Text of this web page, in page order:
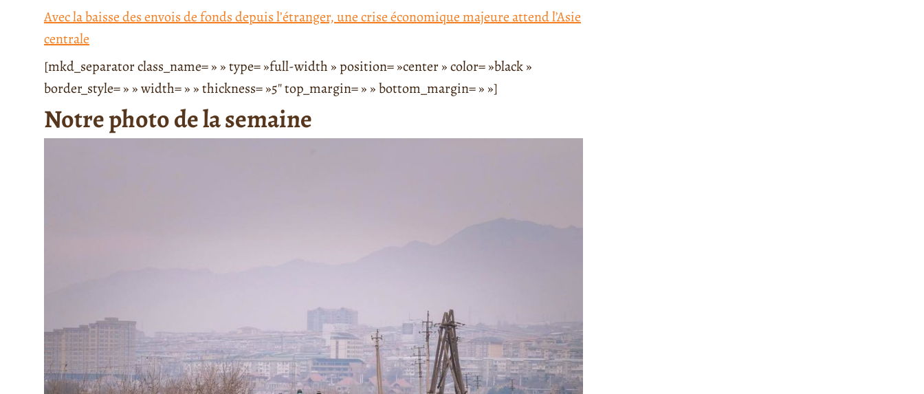
Avec la baisse des envois de fonds depuis l’étranger, une crise économique majeure attend l’Asie
centrale
[mkd_separator class_name= » » type= »full-width » position= »center » color= »black »
border_style= » » width= » » thickness= »5″ top_margin= » » bottom_margin= » »]
Notre photo de la semaine